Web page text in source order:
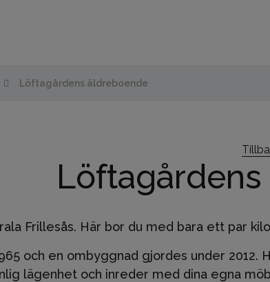
Löftagårdens äldreboende
Frillesås. Här bor du med bara ett par
och en ombyggnad gjordes under 2012.
lägenhet och inreder med dina egna